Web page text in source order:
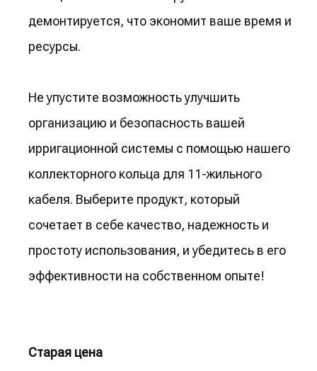
демонтируется, что экономит ваше время и
ресурсы.
Не упустите возможность улучшить
организацию и безопасность вашей
ирригационной системы с помощью нашего
коллекторного кольца для 11-жильного
кабеля. Выберите продукт, который
сочетает в себе качество, надежность и
простоту использования, и убедитесь в его
эффективности на собственном опыте!
Старая цена